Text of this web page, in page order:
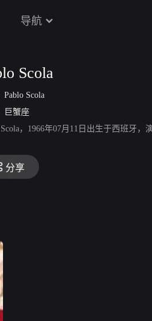
导航
Scola
Pablo Scola
巨蟹座
Scola，1966年07月11日出生于西班牙
分享